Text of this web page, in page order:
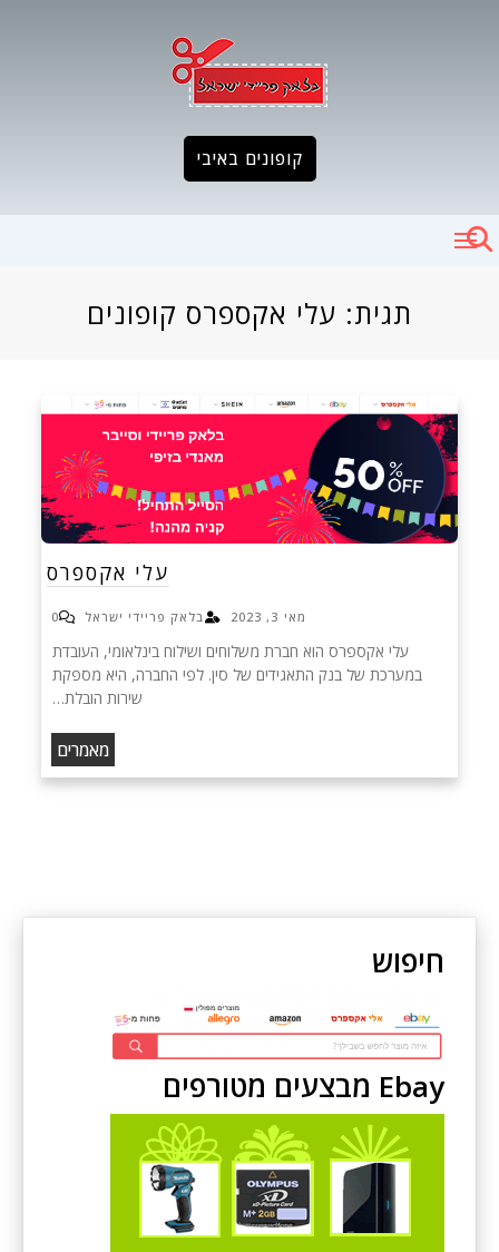
קופונים באיבי
תגית: עלי אקספרס קופונים
עלי אקספרס
מאי 3, 2023 בלאק פריידי ישראל 0
עלי אקספרס הוא חברת משלוחים ושילוח בינלאומי, העובדת
במערכת של בנק התאגידים של סין. לפי החברה, היא מספקת
שירות הובלת…
מאמרים
חיפוש
Ebay מבצעים מטורפים